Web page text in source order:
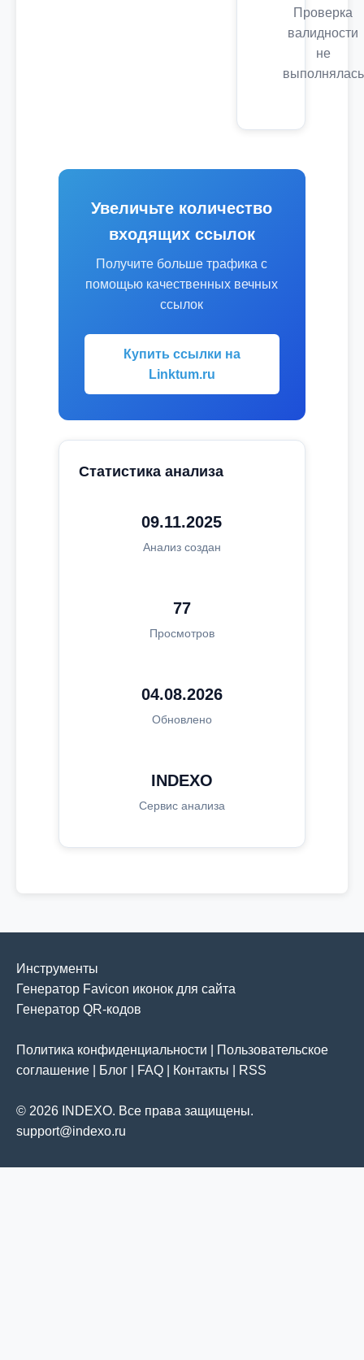
Проверка
валидности
не
выполнялась
Увеличьте количество
входящих ссылок
Получите больше трафика с
помощью качественных вечных
ссылок
Купить ссылки на
Linktum.ru
Статистика анализа
09.11.2025
Анализ создан
77
Просмотров
04.08.2026
Обновлено
INDEXO
Сервис анализа
Инструменты
Генератор Favicon иконок для сайта
Генератор QR-кодов
Политика конфиденциальности
Пользовательское
соглашение
Блог FAQ Контакты RSS
© 2026 INDEXO. Все права защищены.
support@indexo.ru